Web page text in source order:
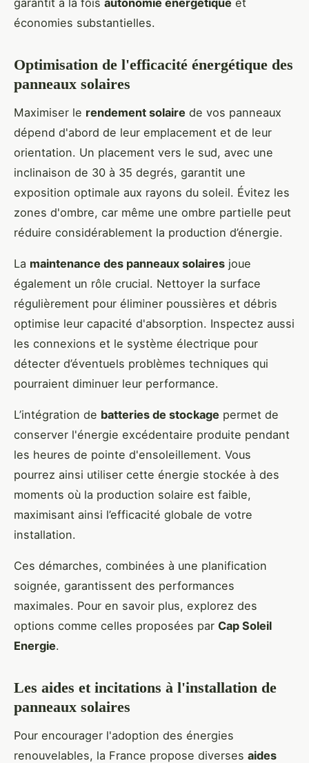
garantit à la fois autonomie énergétique et
économies substantielles.
Optimisation de l'efficacité énergétique des
panneaux solaires
Maximiser le rendement solaire de vos panneaux
dépend d'abord de leur emplacement et de leur
orientation. Un placement vers le sud, avec une
inclinaison de 30 à 35 degrés, garantit une
exposition optimale aux rayons du soleil. Évitez les
zones d'ombre, car même une ombre partielle peut
réduire considérablement la production d’énergie.
La maintenance des panneaux solaires joue
également un rôle crucial. Nettoyer la surface
régulièrement pour éliminer poussières et débris
optimise leur capacité d'absorption. Inspectez aussi
les connexions et le système électrique pour
détecter d’éventuels problèmes techniques qui
pourraient diminuer leur performance.
L’intégration de batteries de stockage permet de
conserver l'énergie excédentaire produite pendant
les heures de pointe d'ensoleillement. Vous
pourrez ainsi utiliser cette énergie stockée à des
moments où la production solaire est faible,
maximisant ainsi l’efficacité globale de votre
installation.
Ces démarches, combinées à une planification
soignée, garantissent des performances
maximales. Pour en savoir plus, explorez des
options comme celles proposées par Cap Soleil
Energie.
Les aides et incitations à l'installation de
panneaux solaires
Pour encourager l'adoption des énergies
renouvelables, la France propose diverses aides